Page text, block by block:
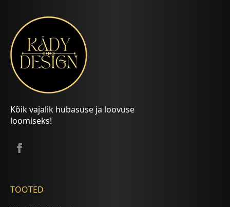
Kõik vajalik hubasuse ja loovuse
loomiseks!
TOOTED